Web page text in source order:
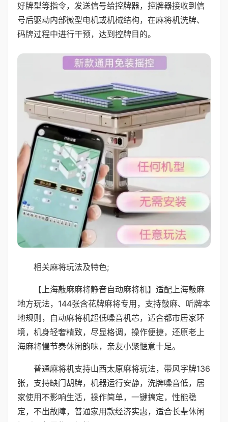
好牌型等指令，发送信号给控牌器，控牌器接收到信
号后驱动内部微型电机或机械结构，在麻将机洗牌、
码牌过程中进行干预，达到控牌目的。
相关麻将玩法及特色;
【上海敲麻麻将静音自动麻将机】适配上海敲麻
地方玩法，144张含花牌麻将专用，支持敲麻、听牌本
地规则，自动麻将机超低噪音机芯，适合都市居家环
境，机身轻奢精致，尽显格调，操作便捷，还原老上
海麻将慢节奏休闲韵味，亲友小聚惬意十足。
普通麻将机支持山西太原麻将玩法，带风字牌136
张，支持缺门胡牌，机器运行安静，洗牌噪音低，居
家使用不影响生活，操作简单，一键搞定，性能稳
定，不出故障，普通家用款经济实惠，适合长辈休闲